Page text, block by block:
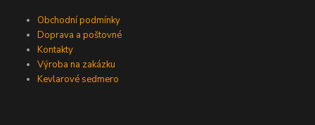
Obchodní podmínky
Doprava a poštovné
Kontakty
Výroba na zakázku
Kevlarové sedmero